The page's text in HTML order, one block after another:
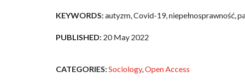
KEYWORDS:autyzm, Covid-19, niepełnosprawność,
PUBLISHED: 20 May 2022
CATEGORIES:Sociology,Open Access